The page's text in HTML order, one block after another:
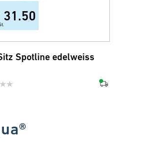
31.50
Spotline edelweiss